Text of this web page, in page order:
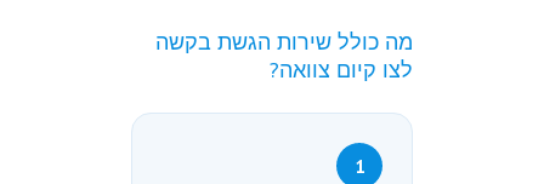
מה כולל שירות הגשת בקשה
לצו קיום צוואה?
1